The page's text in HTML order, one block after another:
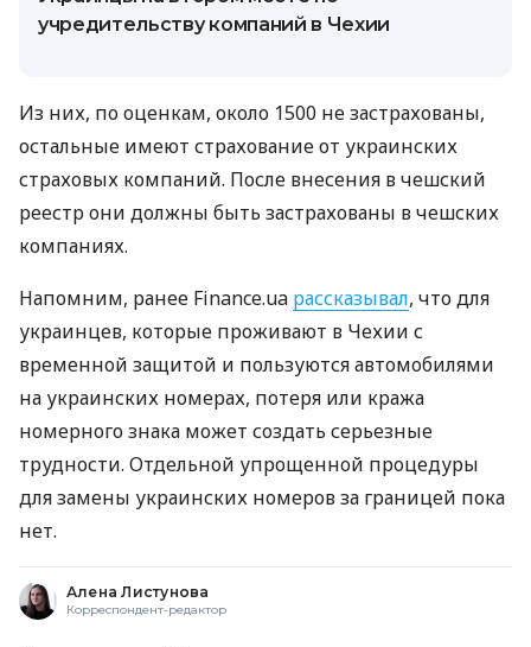
учредительству компаний в Чехии
Из них, по оценкам, около 1500 не застрахованы,
остальные имеют страхование от украинских
страховых компаний. После внесения в чешский
реестр они должны быть застрахованы в чешских
компаниях.
Напомним, ранее Finance.ua рассказывал, что для
украинцев, которые проживают в Чехии с
временной защитой и пользуются автомобилями
на украинских номерах, потеря или кража
номерного знака может создать серьезные
трудности. Отдельной упрощенной процедуры
для замены украинских номеров за границей пока
нет.
Алена Листунова
Корреспондент-редактор